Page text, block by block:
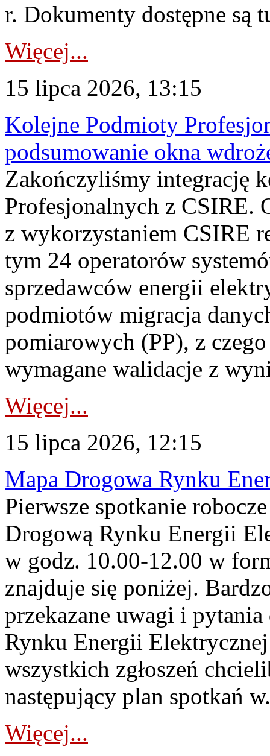
r. Dokumenty dostępne są
Więcej...
15 lipca 2026, 13:15
Kolejne Podmioty
podsumowanie okna
Zakończyliśmy integrację
Profesjonalnych z CSIRE.
z wykorzystaniem CSIRE
tym 24 operatorów
sprzedawców energii
podmiotów migracja
pomiarowych (PP), z
wymagane walidacje z
Więcej...
15 lipca 2026, 12:15
Mapa Drogowa Rynku
Pierwsze spotkanie
Drogową Rynku Energii
w godz. 10.00-12.00 w
znajduje się poniżej.
przekazane uwagi i
Rynku Energii
wszystkich zgłoszeń
następujący plan spotkań
Więcej...